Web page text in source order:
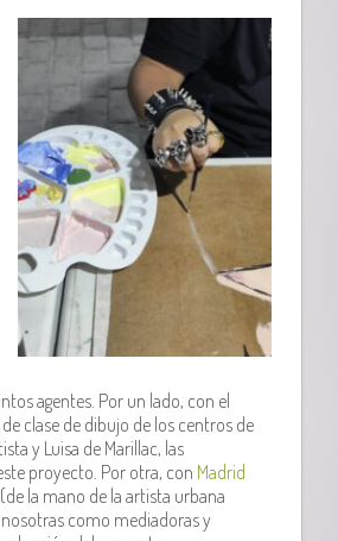
agentes. Por un lado, con el
clase de dibujo de los centros de
y Luisa de Marillac, las
proyecto. Por otra, con Madrid
(de la mano de la artista urbana
como mediadoras y